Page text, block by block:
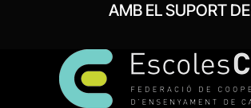
AMB EL SUPORT DE